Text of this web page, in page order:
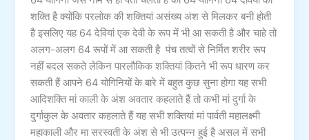
शक्ति है क्योंकि परलोक की शक्तियां असंख्य अंश से मिलकर बनी होती
है इसलिए यह 64 देवियां एक देवी के रूप में भी आ सकती है और चाहे तो
अलग-अलग 64 रूपों में आ सकती है पंच तत्वों से निर्मित शरीर रूप
नहीं बदल सकते लेकिन पारलौकिक शक्तियां कितने भी रूप धारण कर
सकती हैं आपने 64 योगिनियों के बारे में बहुत कुछ सुना होगा यह सभी
आदिशक्ति मां काली के अंश अवतार कहलाते हैं तो कभी मां दुर्गा के
दुर्गाकुल के अवतार कहलाते हैं यह सभी शक्तियां मां पार्वती महालक्ष्मी
महाकाली और मा सरस्वती के अंश से भी उत्पन्न हुई है असल में सभी